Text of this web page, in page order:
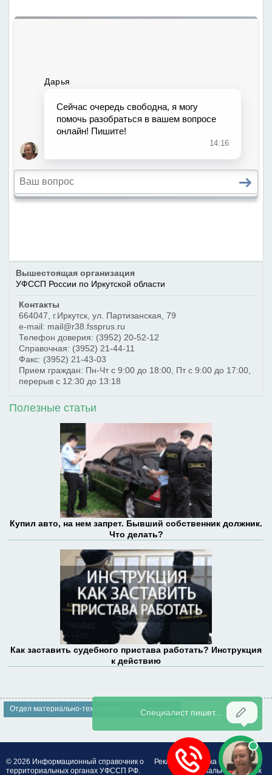
Вышестоящая организация
УФССП России по Иркутской области
Контакты
664047
г.Иркутск ул. Партизанская, 79
e-mail: mail@r38.fssprus.ru
Телефон доверия: (3952) 20-52-12
Справочная: (3952) 21-44-11
Факс: (3952) 21-43-03
Прием граждан: Пн-Чт с 9:00 до 18:00, Пт с 9:00 до 17:00,
перерыв с 12:30 до 13:18
Полезные статьи
Купил авто, на нем запрет. Бывший собственник должник.
Что делать?
Как заставить судебного пристава работать? Инструкция
к действию
Отдел материально-технического обеспечения
© 2026 Информационный справочник о
территориальных органах УФССП РФ.
РекламаПолитика обработки
персональных данных